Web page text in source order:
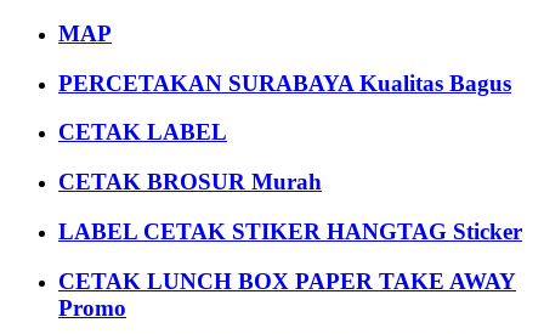
MAP
PERCETAKAN SURABAYA Kualitas Bagus
CETAK LABEL
CETAK BROSUR Murah
LABEL CETAK STIKER HANGTAG Sticker
CETAK LUNCH BOX PAPER TAKE AWAY
Promo